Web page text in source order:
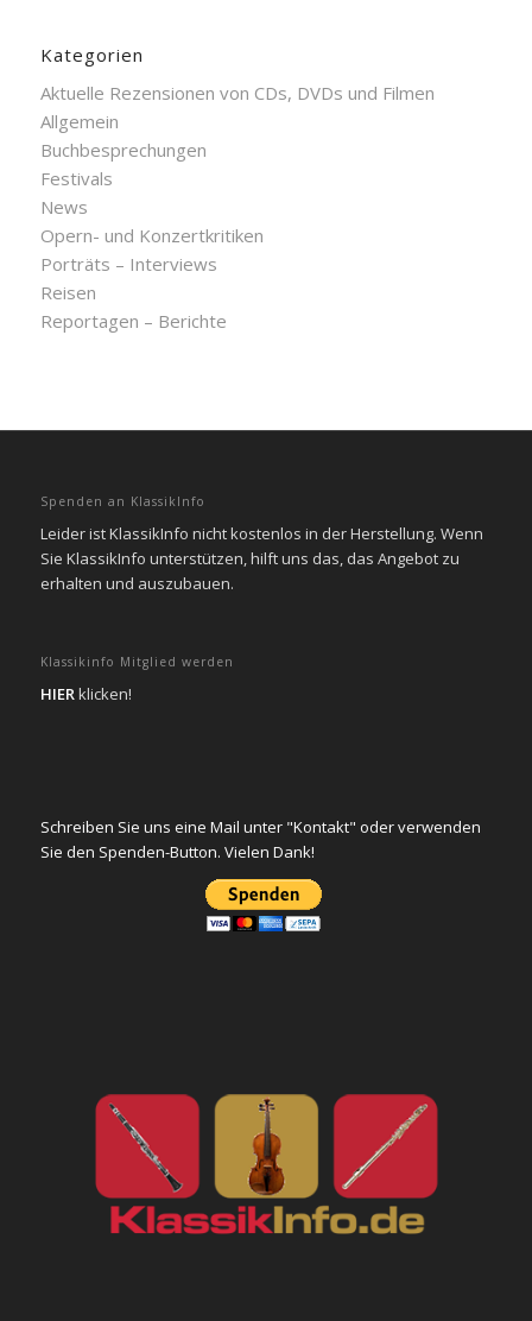
Kategorien
Aktuelle Rezensionen von CDs, DVDs und Filmen
Allgemein
Buchbesprechungen
Festivals
News
Opern- und Konzertkritiken
Porträts – Interviews
Reisen
Reportagen – Berichte
Spenden an KlassikInfo
Leider ist KlassikInfo nicht kostenlos in der Herstellung. Wenn
Sie KlassikInfo unterstützen, hilft uns das, das Angebot zu
erhalten und auszubauen.
Klassikinfo Mitglied werden
HIERklicken!
Schreiben Sie uns eine Mail unter "Kontakt" oder verwenden
Sie den Spenden-Button. Vielen Dank!